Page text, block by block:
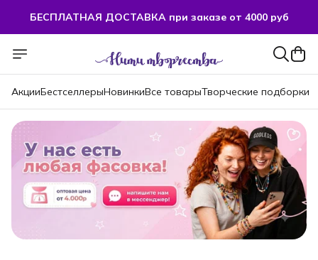
БЕСПЛАТНАЯ ДОСТАВКА при заказе от 4000 руб
АкцииБестселлерыНовинкиВсе товарыТворческие подборки